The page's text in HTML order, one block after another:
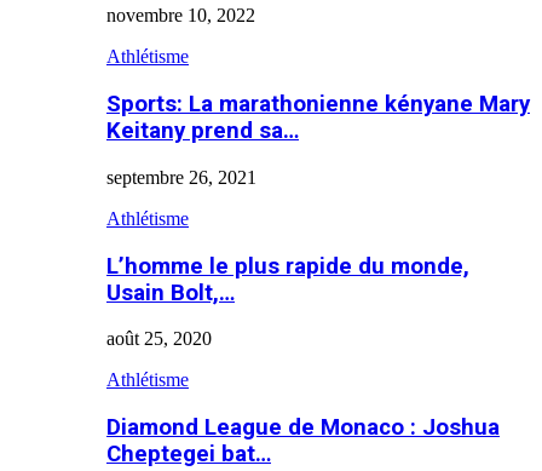
novembre 10, 2022
Athlétisme
Sports: La marathonienne kényane Mary
Keitany prend sa…
septembre 26, 2021
Athlétisme
L’homme le plus rapide du monde,
Usain Bolt,…
août 25, 2020
Athlétisme
Diamond League de Monaco : Joshua
Cheptegei bat…